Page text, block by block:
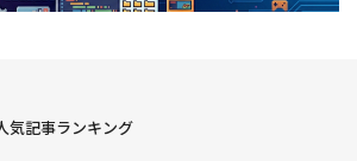
気記事ランキング